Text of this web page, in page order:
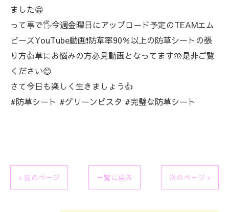
ました😁
って事で🖐️今週金曜日にアップロード予定のTEAMエム
ビーズYouTube動画❗防草率90％以上の防草シートの張
り方👍草にお悩みの方必見動画となってます🤲是非ご覧
ください😊
さて今日も楽しく生きましょう👍
#防草シート #グリーンビスタ #完璧な防草シート
< 前のページ 一覧に戻る 次のページ >